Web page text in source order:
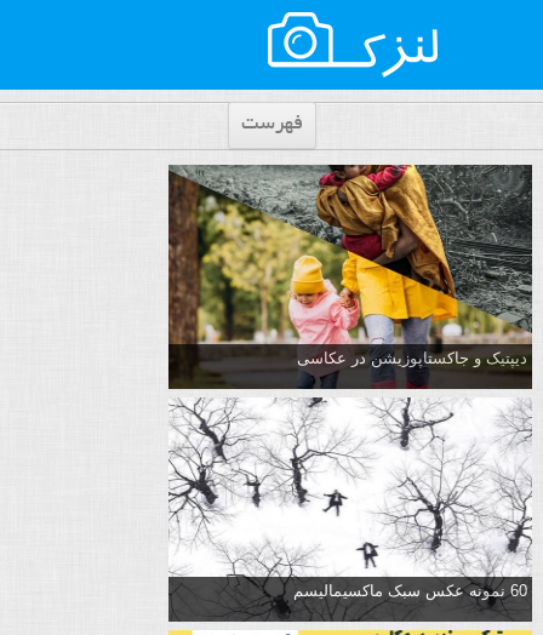
فهرست
دیپتیک و جاکستا‌پوزیشن در عکاسی
60 نمونه عکس سبک ماکسیمالیسم